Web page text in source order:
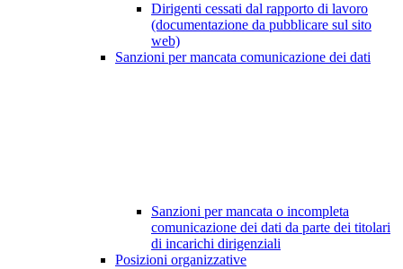
Dirigenti cessati dal rapporto di lavoro
(documentazione da pubblicare sul sito
web)
Sanzioni per mancata comunicazione dei dati
Sanzioni per mancata o incompleta
comunicazione dei dati da parte dei titolari
di incarichi dirigenziali
Posizioni organizzative